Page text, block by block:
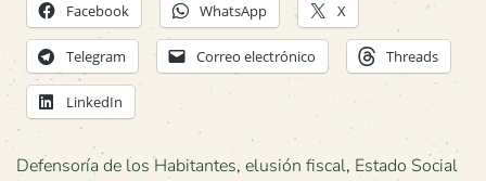
Facebook WhatsApp X
Telegram Correo electrónico Threads
LinkedIn
Defensoría de los Habitantes, elusión fiscal, Estado Social